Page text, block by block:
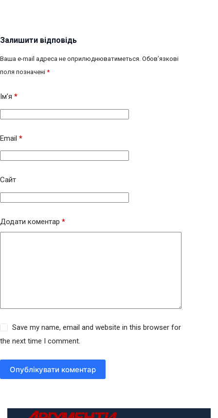
Залишити відповідь
Ваша e-mail адреса не оприлюднюватиметься. Обов’язкові
поля позначені *
Ім’я *
Email *
Сайт
Додати коментар *
Save my name, email and website in this browser for
the next time I comment.
Опублікувати коментар